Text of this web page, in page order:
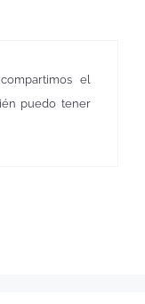
el
puedo tener